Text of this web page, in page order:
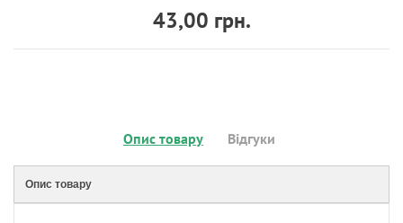
43,00 грн.
Опис товару Відгуки
Опис товару